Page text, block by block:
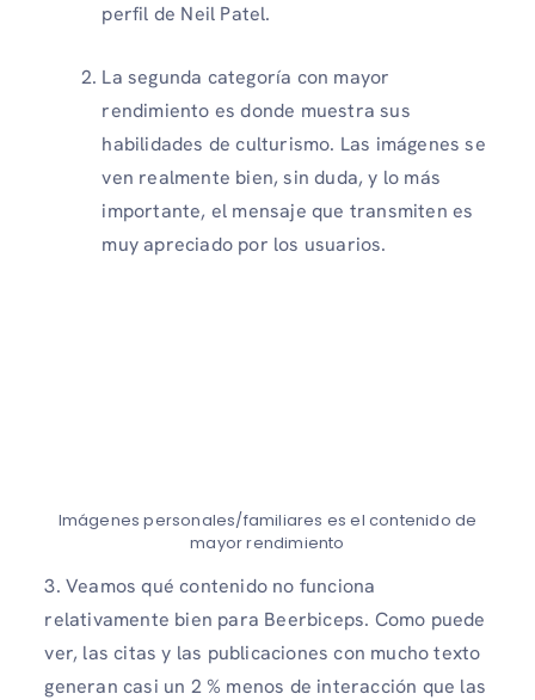
perfil de Neil Patel.
La segunda categoría con mayor
rendimiento es donde muestra sus
habilidades de culturismo. Las imágenes se
ven realmente bien, sin duda, y lo más
importante, el mensaje que transmiten es
muy apreciado por los usuarios.
Imágenes personales/familiares es el contenido de
mayor rendimiento
3. Veamos qué contenido no funciona
relativamente bien para Beerbiceps. Como puede
ver, las citas y las publicaciones con mucho texto
generan casi un 2 % menos de interacción que las